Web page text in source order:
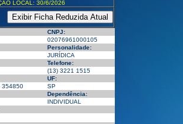
LOCAL: 30/6/2026
CNPJ:
02076961000105
Personalidade:
JURÍDICA
Telefone:
(13) 3221 1515
UF:
354850
SP
Dependência:
INDIVIDUAL